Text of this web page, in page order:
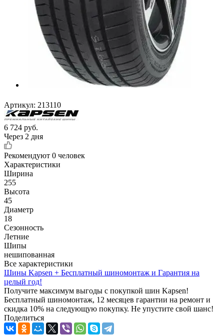
Артикул: 213110
6 724 руб.
Через 2 дня
Рекомендуют 0 человек
Характеристики
Ширина
255
Высота
45
Диаметр
18
Сезонность
Летние
Шипы
нешипованная
Все характеристики
Шины Kapsen + Бесплатный шиномонтаж и Гарантия на
целый год!
Получите максимум выгоды с покупкой шин Kapsen!
Бесплатный шиномонтаж, 12 месяцев гарантии на ремонт и
скидка 10% на следующую покупку. Не упустите свой шанс!
Поделиться